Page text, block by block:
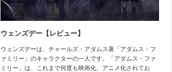
ウェンズデー【レビュー】
ウェンズデーは、チャールズ・アダムス著「アダムス・フ
ァミリー」のキャラクターの一人です。「アダムス・ファ
ミリー」は、これまで何度も映画化、アニメ化されてお